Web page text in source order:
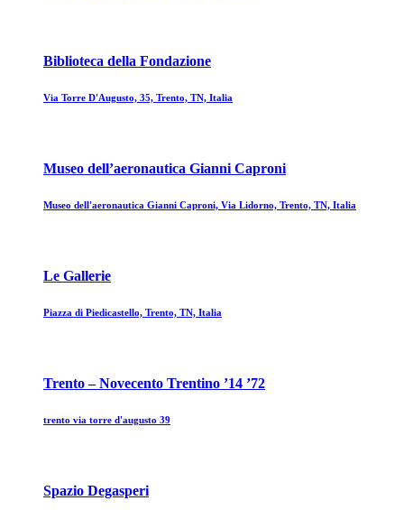
Biblioteca della Fondazione
Via Torre D'Augusto, 35, Trento, TN, Italia
Museo dell’aeronautica Gianni Caproni
Museo dell'aeronautica Gianni Caproni, Via Lidorno, Trento, TN, Italia
Le Gallerie
Piazza di Piedicastello, Trento, TN, Italia
Trento – Novecento Trentino ’14 ’72
trento via torre d'augusto 39
Spazio Degasperi